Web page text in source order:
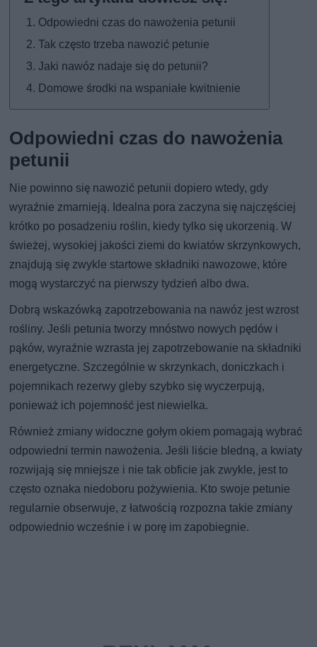
Odpowiedni czas do nawożenia petunii
Tak często trzeba nawozić petunie
Jaki nawóz nadaje się do petunii?
Domowe środki na wspaniałe kwitnienie
Odpowiedni czas do nawożenia
petunii
Nie powinno się nawozić petunii dopiero wtedy, gdy
wyraźnie zmarnieją. Idealna pora zaczyna się najczęściej
krótko po posadzeniu roślin, kiedy tylko się ukorzenią. W
świeżej, wysokiej jakości ziemi do kwiatów skrzynkowych,
znajdują się zwykle startowe składniki nawozowe, które
mogą wystarczyć na pierwszy tydzień albo dwa.
Dobrą wskazówką zapotrzebowania na nawóz jest wzrost
rośliny. Jeśli petunia tworzy mnóstwo nowych pędów i
pąków, wyraźnie wzrasta jej zapotrzebowanie na składniki
energetyczne. Szczególnie w skrzynkach, doniczkach i
pojemnikach rezerwy gleby szybko się wyczerpują,
ponieważ ich pojemność jest niewielka.
Również zmiany widoczne gołym okiem pomagają wybrać
odpowiedni termin nawożenia. Jeśli liście bledną, a kwiaty
rozwijają się mniejsze i nie tak obficie jak zwykle, jest to
często oznaka niedoboru pożywienia. Kto swoje petunie
regularnie obserwuje, z łatwością rozpozna takie zmiany
odpowiednio wcześnie i w porę im zapobiegnie.